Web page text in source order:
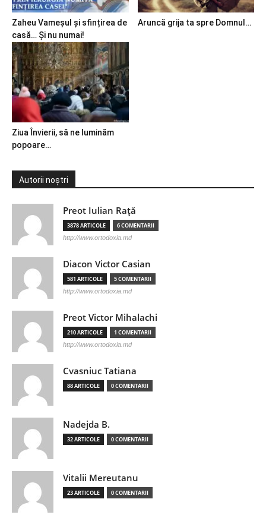
Zaheu Vameșul și sfințirea de
casă… Și nu numai!
Aruncă grija ta spre Domnul…
Ziua Învierii, să ne luminăm
popoare…
Autorii noștri
Preot Iulian Raţă
3878 ARTICOLE 6 COMENTARII
http://www.ortodoxia.md
Diacon Victor Casian
581 ARTICOLE 5 COMENTARII
http://www.ortodoxia.md
Preot Victor Mihalachi
210 ARTICOLE 1 COMENTARII
http://www.ortodoxia.md
Cvasniuc Tatiana
88 ARTICOLE 0 COMENTARII
Nadejda B.
32 ARTICOLE 0 COMENTARII
Vitalii Mereutanu
23 ARTICOLE 0 COMENTARII